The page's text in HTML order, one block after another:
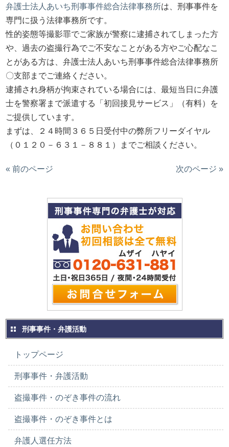
弁護士法人あいち刑事事件総合法律事務所は、刑事事件を
専門に扱う法律事務所です。
性的姿態等撮影罪でご家族が警察に逮捕されてしまった方
や、過去の盗撮行為でご不安なことがある方やご心配なこ
とがある方は、弁護士法人あいち刑事事件総合法律事務所
〇支部までご連絡ください。
逮捕され身柄が拘束されている場合には、最短当日に弁護
士を警察署まで派遣する「初回接見サービス」（有料）を
ご提供しています。
まずは、２４時間３６５日受付中の弊所フリーダイヤル
（０１２０－６３１－８８１）までご相談ください。
« 前のページ 次のページ »
刑事事件・弁護活動
トップページ
刑事事件・弁護活動
盗撮事件・のぞき事件の流れ
盗撮事件・のぞき事件とは
弁護人選任方法